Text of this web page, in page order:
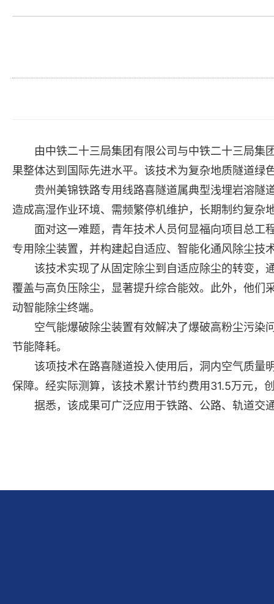
由中铁二十三局集团有限公司与中铁二十三局
果整体达到国际先进水平。该技术为复杂地质隧道绿
贵州美锦铁路专用线路喜隧道属典型浅埋岩溶隧道
造成高湿作业环境、需频繁停机维护，长期制约复杂
面对这一难题，青年技术人员何显福向项目总工程
专用除尘装置，并构建起自适应、智能化通风除尘技
该技术实现了从固定除尘到自适应除尘的转变，通
覆盖与高负压除尘，显著提升综合能效。此外，他
动智能除尘终端。
空气能爆破除尘装置有效解决了爆破高粉尘污染问
节能降耗。
该项技术在路喜隧道投入使用后，洞内空气质量明
保障。经实际测算，该技术累计节约费用31.5万元，
据悉，该成果可广泛应用于铁路、公路、轨道交通